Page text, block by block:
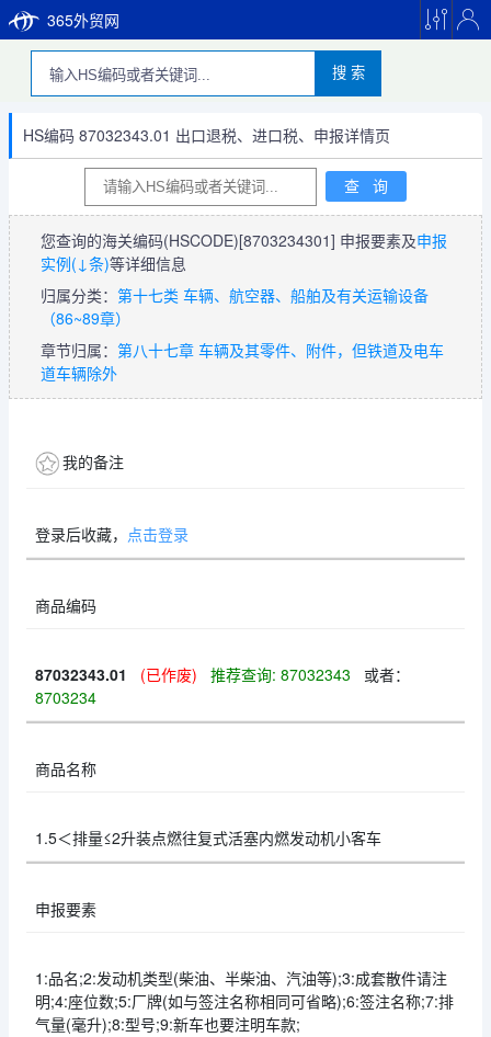
365外贸网
搜 索
HS编码 87032343.01 出口退税、进口税、申报详情页
您查询的海关编码(HSCODE)[8703234301] 申报要素及申报
实例(↓条)等详细信息
归属分类： 第十七类 车辆、航空器、船舶及有关运输设备
（86~89章）
章节归属： 第八十七章 车辆及其零件、附件，但铁道及电车
道车辆除外
我的备注
登录后收藏， 点击登录
商品编码
87032343.01 (已作废) 推荐查询: 87032343 或者：
8703234
商品名称
1.5＜排量≤2升装点燃往复式活塞内燃发动机小客车
申报要素
1:品名;2:发动机类型(柴油、半柴油、汽油等);3:成套散件请注
明;4:座位数;5:厂牌(如与签注名称相同可省略);6:签注名称;7:排
气量(毫升);8:型号;9:新车也要注明车款;